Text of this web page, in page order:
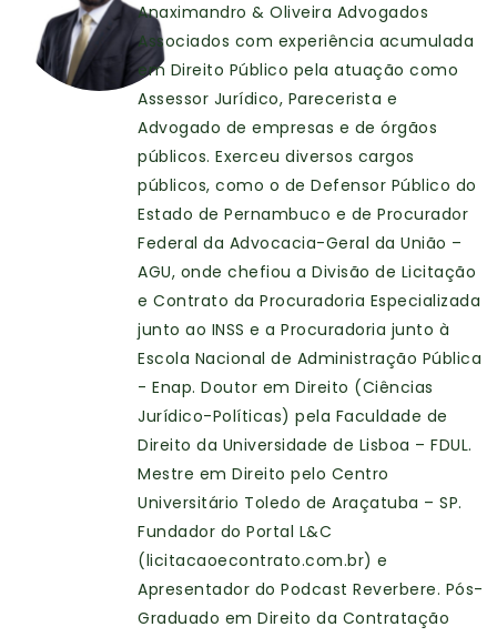
Anaximandro & Oliveira Advogados
Associados com experiência acumulada
em Direito Público pela atuação como
Assessor Jurídico, Parecerista e
Advogado de empresas e de órgãos
públicos. Exerceu diversos cargos
públicos, como o de Defensor Público do
Estado de Pernambuco e de Procurador
Federal da Advocacia-Geral da União –
AGU, onde chefiou a Divisão de Licitação
e Contrato da Procuradoria Especializada
junto ao INSS e a Procuradoria junto à
Escola Nacional de Administração Pública
- Enap. Doutor em Direito (Ciências
Jurídico-Políticas) pela Faculdade de
Direito da Universidade de Lisboa – FDUL.
Mestre em Direito pelo Centro
Universitário Toledo de Araçatuba – SP.
Fundador do Portal L&C
(licitacaoecontrato.com.br) e
Apresentador do Podcast Reverbere. Pós-
Graduado em Direito da Contratação